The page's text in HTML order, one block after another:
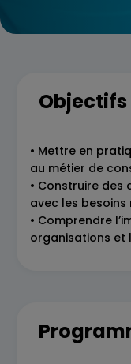
• Mettre en
au métier de
• Construire des
avec les besoins
• Comprendre
organisations et